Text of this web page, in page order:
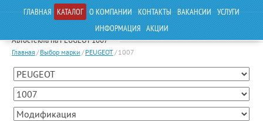
ГЛАВНАЯ КАТАЛОГ О КОМПАНИИ КОНТАКТЫ ВАКАНСИИ УСЛУГИ
ИНФОРМАЦИЯ АКЦИИ
Автостекла на PEUGEOT 1007
Главная / Выбор марки / PEUGEOT/ 1007